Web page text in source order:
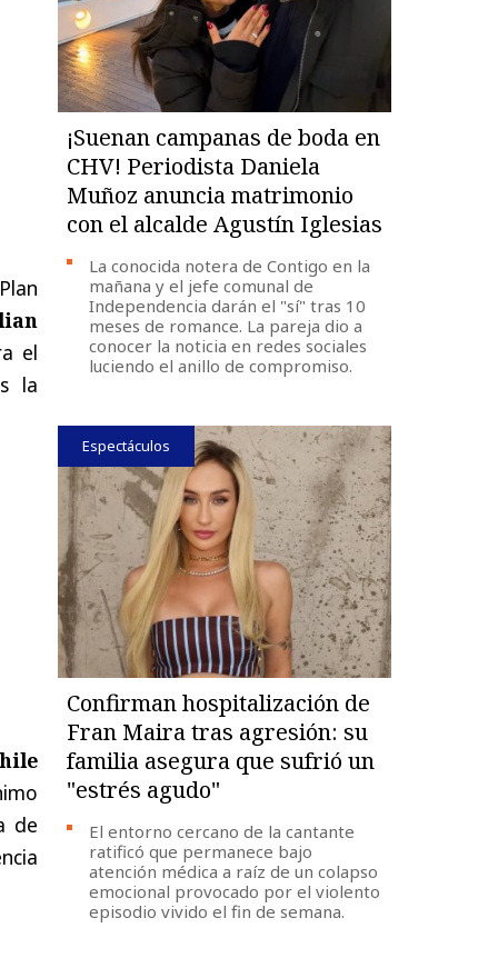
el
la
de
¡Suenan campanas de boda en
CHV! Periodista Daniela
Muñoz anuncia matrimonio
con el alcalde Agustín Iglesias
La conocida notera de Contigo en la
mañana y el jefe comunal de
Independencia darán el "sí" tras 10
meses de romance. La pareja dio a
conocer la noticia en redes sociales
luciendo el anillo de compromiso.
Espectáculos
Confirman hospitalización de
Fran Maira tras agresión: su
familia asegura que sufrió un
"estrés agudo"
El entorno cercano de la cantante
ratificó que permanece bajo
atención médica a raíz de un colapso
emocional provocado por el violento
episodio vivido el fin de semana.